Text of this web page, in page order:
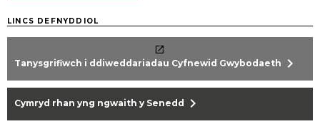
LINCS DEFNYDDIOL
Tanysgrifiwch i ddiweddariadau Cyfnewid Gwybodaeth chevron_right
Cymryd rhan yng ngwaith y Senedd chevron_right